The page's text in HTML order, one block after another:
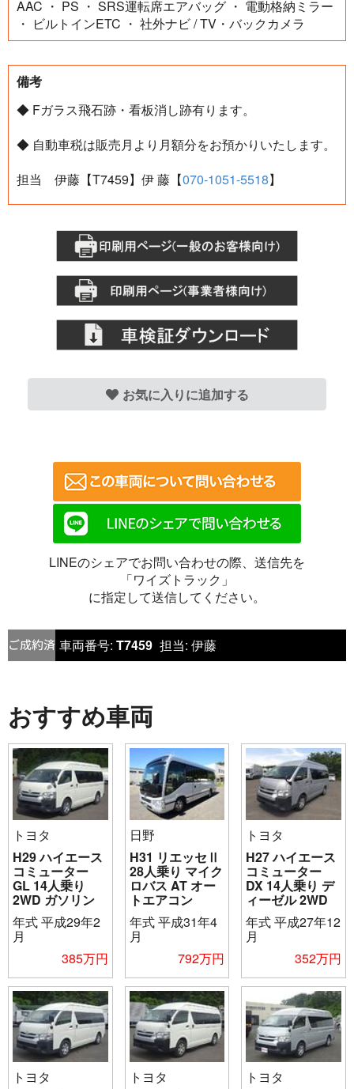
AAC ・ PS ・ SRS運転席エアバッグ ・ 電動格納ミラー
・ ビルトインETC ・ 社外ナビ / TV・バックカメラ
備考
◆ Fガラス飛石跡・看板消し跡有ります。
◆ 自動車税は販売月より月額分をお預かりいたします。
担当 伊藤【T7459】伊 藤【070-1051-5518】
お気に入りに追加する
LINEのシェアでお問い合わせの際、送信先を
「ワイズトラック」
に指定して送信してください。
車両番号: T7459 担当: 伊藤
おすすめ車両
トヨタ
H29 ハイエース
コミューター
GL 14人乗り
2WD ガソリン
年式平成29年2
月
385万円
日野
H31 リエッセⅡ
28人乗り マイク
ロバス AT オー
トエアコン
年式平成31年4
月
792万円
トヨタ
H27 ハイエース
コミューター
DX 14人乗り デ
ィーゼル 2WD
年式平成27年12
月
352万円
トヨタ
トヨタ
トヨタ